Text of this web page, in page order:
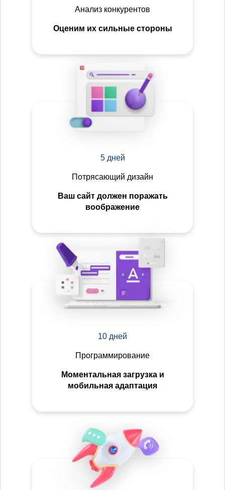
Анализ конкурентов
Оценим их сильные стороны
5 дней
Потрясающий дизайн
Ваш сайт должен поражать
воображение
10 дней
Программирование
Моментальная загрузка и
мобильная адаптация